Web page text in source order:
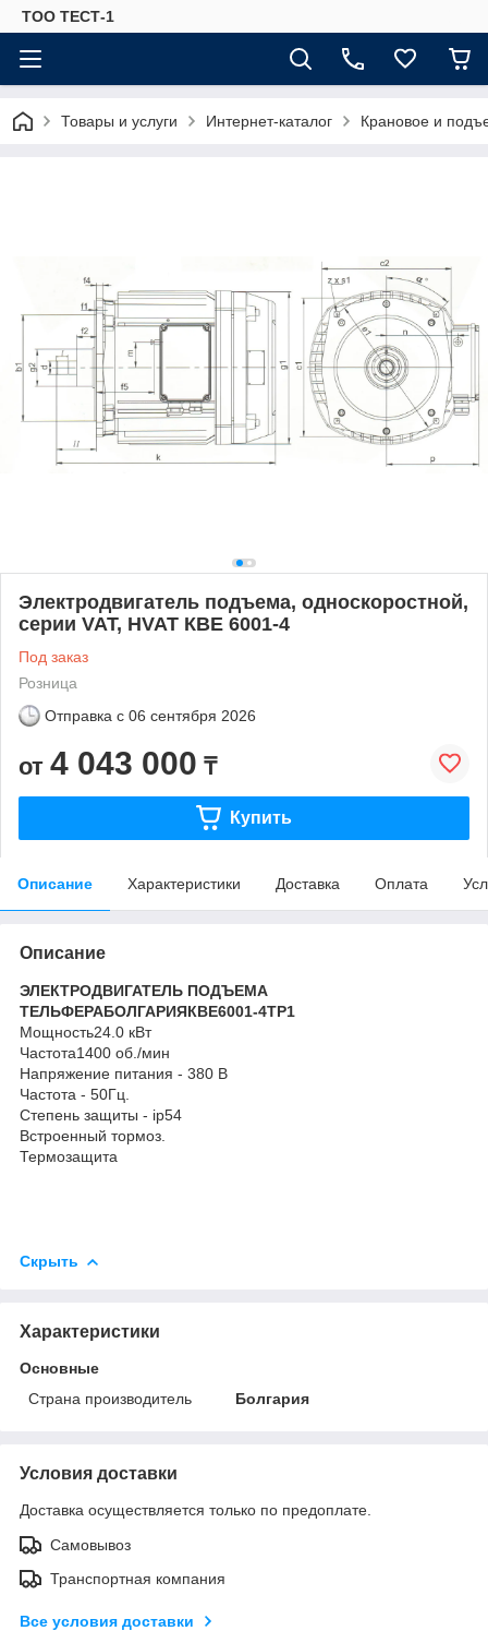
ТОО ТЕСТ-1
Товары и услуги Интернет-каталог Крановое и
Электродвигатель подъема, односкоростной,
серии VAT, HVAT КВЕ 6001-4
Под заказ
Розница
Отправка с 06 сентября 2026
от 4 043 000 ₸
Купить
Описание Характеристики Доставка Оплата
Описание
ЭЛЕКТРОДВИГАТЕЛЬ ПОДЪЕМА
ТЕЛЬФЕРАБОЛГАРИЯКВЕ6001-4ТР1
Мощность24.0 кВт
Частота1400 об./мин
Напряжение питания - 380 В
Частота - 50Гц.
Степень защиты - ip54
Встроенный тормоз.
Термозащита
Скрыть
Характеристики
Основные
Страна производитель
Болгария
Условия доставки
Доставка осуществляется только по предоплате.
Самовывоз
Транспортная компания
Все условия доставки